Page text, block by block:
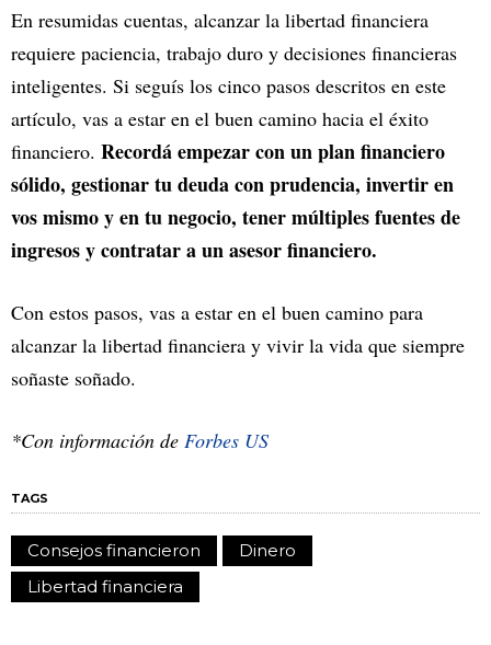
En resumidas cuentas, alcanzar la libertad financiera
requiere paciencia, trabajo duro y decisiones financieras
inteligentes. Si seguís los cinco pasos descritos en este
artículo, vas a estar en el buen camino hacia el éxito
financiero. Recordá empezar con un plan financiero
sólido, gestionar tu deuda con prudencia, invertir en
vos mismo y en tu negocio, tener múltiples fuentes de
ingresos y contratar a un asesor financiero.
Con estos pasos, vas a estar en el buen camino para
alcanzar la libertad financiera y vivir la vida que siempre
soñaste soñado.
*Con información de Forbes US
TAGS
Consejos financieron
Dinero
Libertad financiera